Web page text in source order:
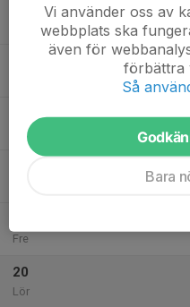
Ons
Fre
20
Lör
Vi använder oss av
webbplats ska
även för
förbättra
Så
Bara